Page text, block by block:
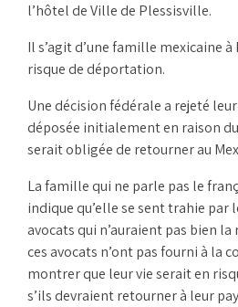
l’hôtel de Ville de Plessisville.
Il s’agit d’une famille mexicaine
risque de déportation.
Une décision fédérale a rejeté
déposée initialement en raison
serait obligée de retourner au
La famille qui ne parle pas le
indique qu’elle se sent trahie par
avocats qui n’auraient pas bien la
ces avocats n’ont pas fourni à la
montrer que leur vie serait en
s’ils devraient retourner à leur